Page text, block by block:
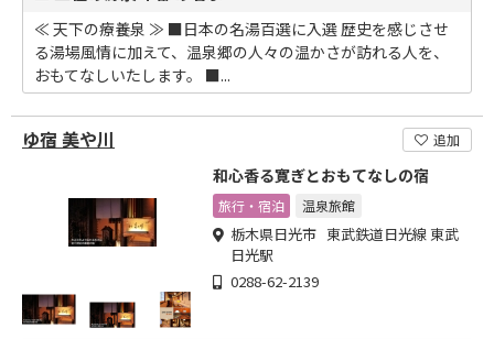
≪ 天下の療養泉 ≫ ■日本の名湯百選に入選 歴史を感じさせ
る湯場風情に加えて、温泉郷の人々の温かさが訪れる人を、
おもてなしいたします。 ■...
ゆ宿 美や川 追加
和心香る寛ぎとおもてなしの宿
旅行・宿泊 温泉旅館
栃木県日光市 東武鉄道日光線 東武
日光駅
0288-62-2139